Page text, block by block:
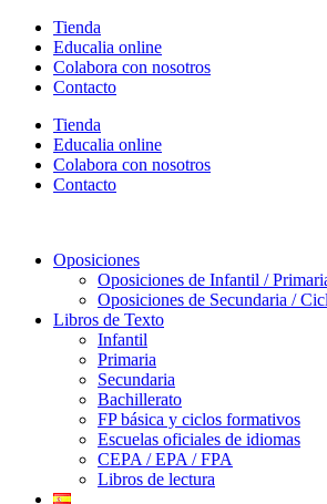
contenido
Tienda
Educalia online
Colabora con nosotros
Contacto
Tienda
Educalia online
Colabora con nosotros
Contacto
Oposiciones
Oposiciones de Infantil /
Oposiciones de Secundaria /
Libros de Texto
Infantil
Primaria
Secundaria
Bachillerato
FP básica y ciclos formativos
Escuelas oficiales de idiomas
CEPA / EPA / FPA
Libros de lectura